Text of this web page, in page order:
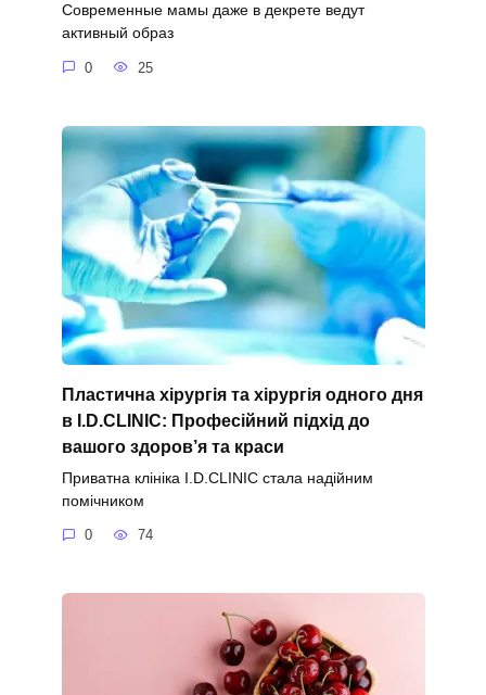
Современные мамы даже в декрете ведут
активный образ
0 25
Пластична хірургія та хірургія одного дня
в I.D.CLINIC: Професійний підхід до
вашого здоров’я та краси
Приватна клініка I.D.CLINIC стала надійним
помічником
0 74